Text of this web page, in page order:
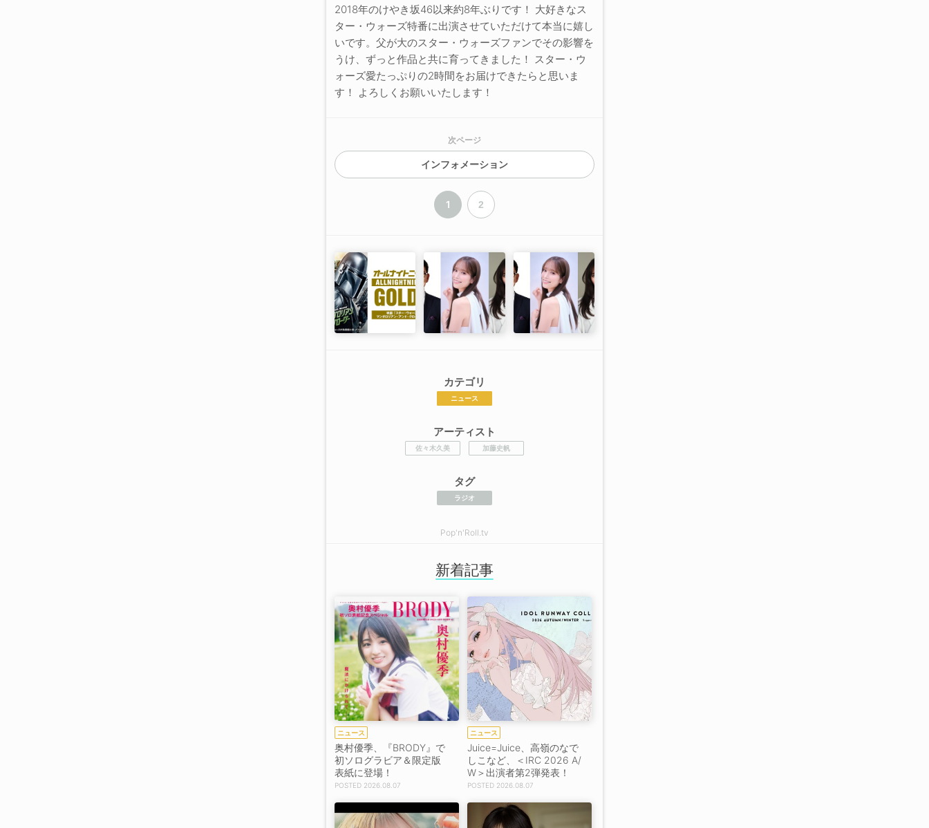
2018年のけやき坂46以来約8年ぶりです！ 大好きなス
ター・ウォーズ特番に出演させていただけて本当に嬉し
いです。父が大のスター・ウォーズファンでその影響を
うけ、ずっと作品と共に育ってきました！ スター・ウ
ォーズ愛たっぷりの2時間をお届けできたらと思いま
す！ よろしくお願いいたします！
次ページ
インフォメーション
1 2
カテゴリ
ニュース
アーティスト
佐々木久美 加藤史帆
タグ
ラジオ
Pop'n'Roll.tv
新着記事
ニュース
奥村優季、『BRODY』で
初ソログラビア＆限定版
表紙に登場！
2026.08.07
ニュース
Juice=Juice、高嶺のなで
しこなど、＜IRC 2026 A/
W＞出演者第2弾発表！
2026.08.07